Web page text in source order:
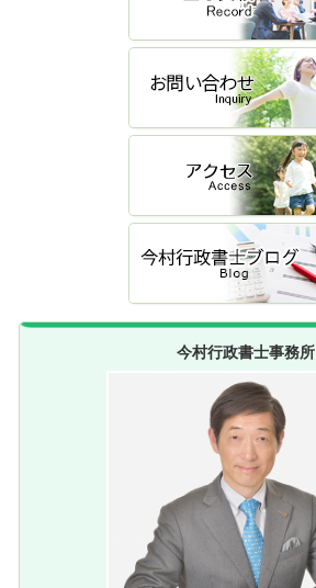
今村行政書士事務所